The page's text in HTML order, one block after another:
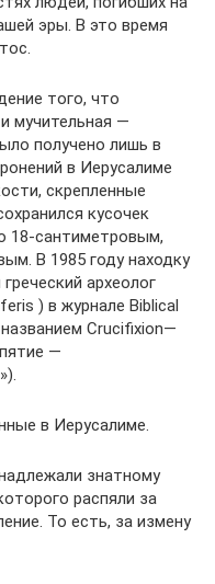
эры. В это время
того, что
мучительная —
получено лишь в
в Иерусалиме
скрепленные
кусочек
18-сантиметровым,
В 1985 году находку
археолог
) в журнале Biblical
Crucifixion—
—
в Иерусалиме.
знатному
распяли за
То есть, за измену